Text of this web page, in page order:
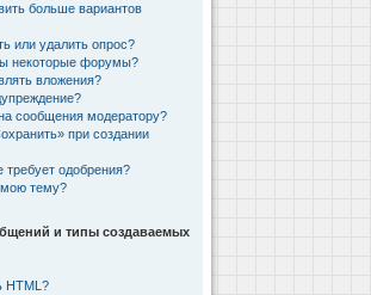
больше вариантов
или удалить опрос?
некоторые форумы?
вложения?
сообщения модератору?
при создании
одобрения?
мою тему?
и типы создаваемых
HTML?